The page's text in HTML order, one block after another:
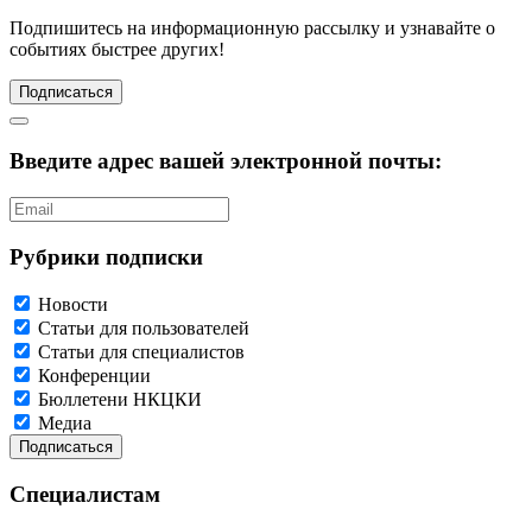
Подпишитесь на информационную рассылку и узнавайте о
событиях быстрее других!
Подписаться
Введите адрес вашей электронной почты:
Рубрики подписки
Новости
Статьи для пользователей
Статьи для специалистов
Конференции
Бюллетени НКЦКИ
Медиа
Специалистам